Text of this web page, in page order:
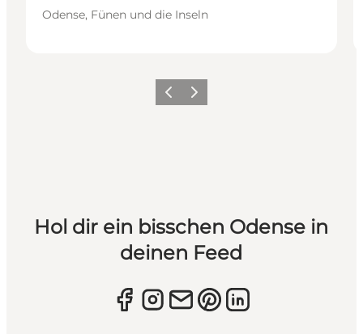
Odense, Fünen und die Inseln
ZurückWeiter
Hol dir ein bisschen Odense in
deinen Feed